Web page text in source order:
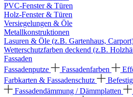
PVC-Fenster & Türen
Holz-Fenster & Türen
Versiegelungen & Öle
Metallkonstruktionen
Lasuren & Öle (z.B. Gartenhaus,
Wetterschutzfarben deckend (z.B.
Fassaden
Fassadenputze
Fassadenfarben
Farbkarten & Fassadenschutz
Fassadendämmung / Dämmplatten